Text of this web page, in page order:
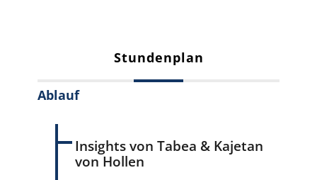
Stundenplan
Ablauf
Insights von Tabea & Kajetan
von Hollen